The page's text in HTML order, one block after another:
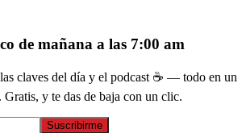
de mañana a las 7:00 am
claves del día y el podcast ☕ — todo en un
Gratis, y te das de baja con un clic.
Suscribirme